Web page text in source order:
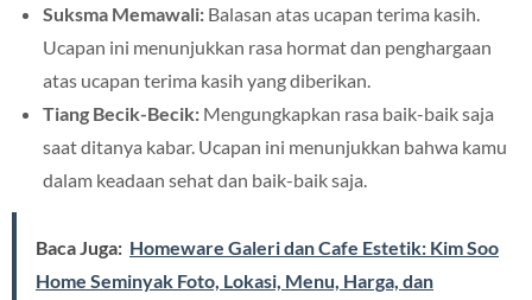
Suksma Memawali: Balasan atas ucapan terima kasih.
Ucapan ini menunjukkan rasa hormat dan penghargaan
atas ucapan terima kasih yang diberikan.
Tiang Becik-Becik: Mengungkapkan rasa baik-baik saja
saat ditanya kabar. Ucapan ini menunjukkan bahwa kamu
dalam keadaan sehat dan baik-baik saja.
Baca Juga: Homeware Galeri dan Cafe Estetik: Kim Soo
Home Seminyak Foto, Lokasi, Menu, Harga, dan